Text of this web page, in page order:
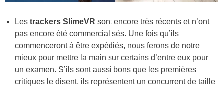
Les trackers SlimeVR sont encore très récents et n’ont
pas encore été commercialisés. Une fois qu’ils
commenceront à être expédiés, nous ferons de notre
mieux pour mettre la main sur certains d’entre eux pour
un examen. S’ils sont aussi bons que les premières
critiques le disent, ils représentent un concurrent de taille